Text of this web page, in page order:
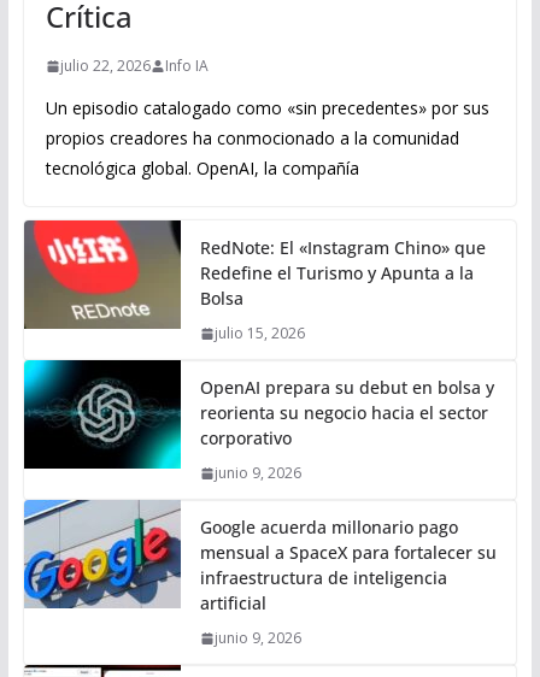
Crítica
julio 22, 2026 Info IA
Un episodio catalogado como «sin precedentes» por sus
propios creadores ha conmocionado a la comunidad
tecnológica global. OpenAI, la compañía
RedNote: El «Instagram Chino» que
Redefine el Turismo y Apunta a la
Bolsa
julio 15, 2026
OpenAI prepara su debut en bolsa y
reorienta su negocio hacia el sector
corporativo
junio 9, 2026
Google acuerda millonario pago
mensual a SpaceX para fortalecer su
infraestructura de inteligencia
artificial
junio 9, 2026